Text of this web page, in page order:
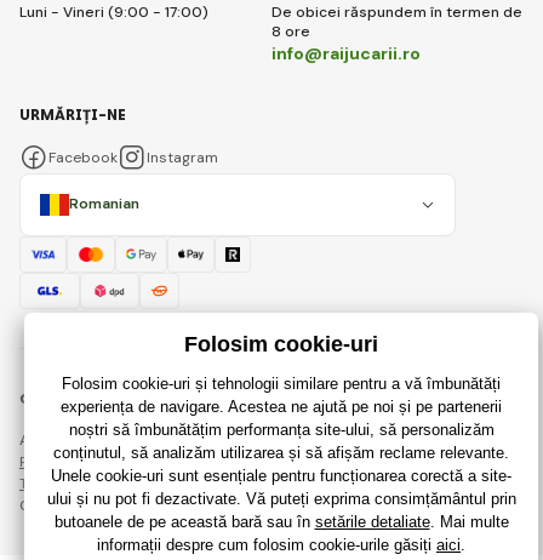
Luni - Vineri (9:00 - 17:00)
De obicei răspundem în termen de
8 ore
info@raijucarii.ro
Romanian
URMĂRIȚI-NE
Facebook Instagram
© 2018 - 2026 RaiJucării.ro, Toate drepturile rezervate
Această pagină este protejată prin reCAPTCHA și se aplică
Regulile de protecție a datelor personalecompaniile Google și ale lor
Termeni și condiții.
Crearea de magazine online eficiente de laRIESENIA